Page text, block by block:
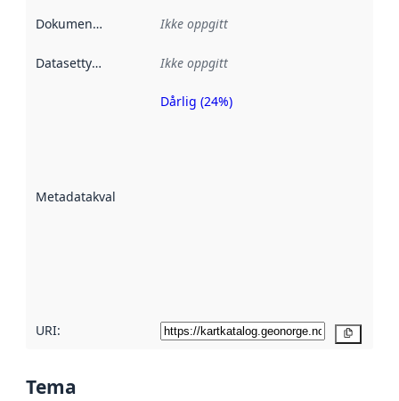
Dokumentasjon Ikke oppgitt
Datasettype Ikke oppgitt
Metadatakvalitet
Metadatakvalitet
Dårlig (24%)
URI:
Tema